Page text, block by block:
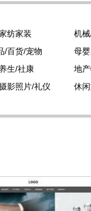
纺家装 机
/百货/宠物 母
生/社康 地
影照片/礼仪 休